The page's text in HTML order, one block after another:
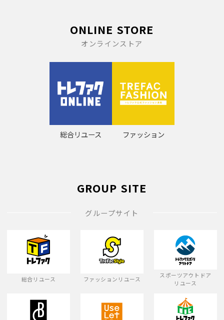
ONLINE STORE
オンラインストア
総合リユース ファッション
GROUP SITE
グループサイト
総合リユース ファッションリユース
スポーツアウトドア
リユース